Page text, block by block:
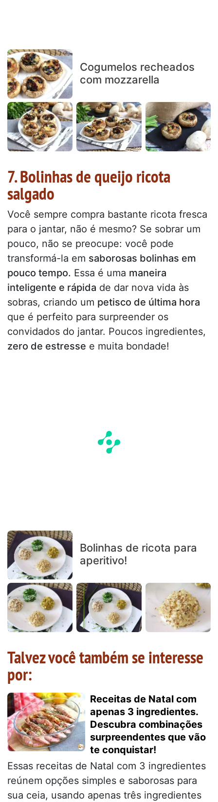
Cogumelos recheados
com mozzarella
7. Bolinhas de queijo ricota
salgado
Você sempre compra bastante ricota fresca
para o jantar, não é mesmo? Se sobrar um
pouco, não se preocupe: você pode
transformá-la em saborosas bolinhas em
pouco tempo. Essa é uma maneira
inteligente e rápida de dar nova vida às
sobras, criando um petisco de última hora
que é perfeito para surpreender os
convidados do jantar. Poucos ingredientes,
zero de estresse e muita bondade!
Bolinhas de ricota para
aperitivo!
Talvez você também se interesse
por:
Receitas de Natal com
apenas 3 ingredientes.
Descubra combinações
surpreendentes que vão
te conquistar!
Essas receitas de Natal com 3 ingredientes
reúnem opções simples e saborosas para
sua ceia, usando apenas três ingredientes